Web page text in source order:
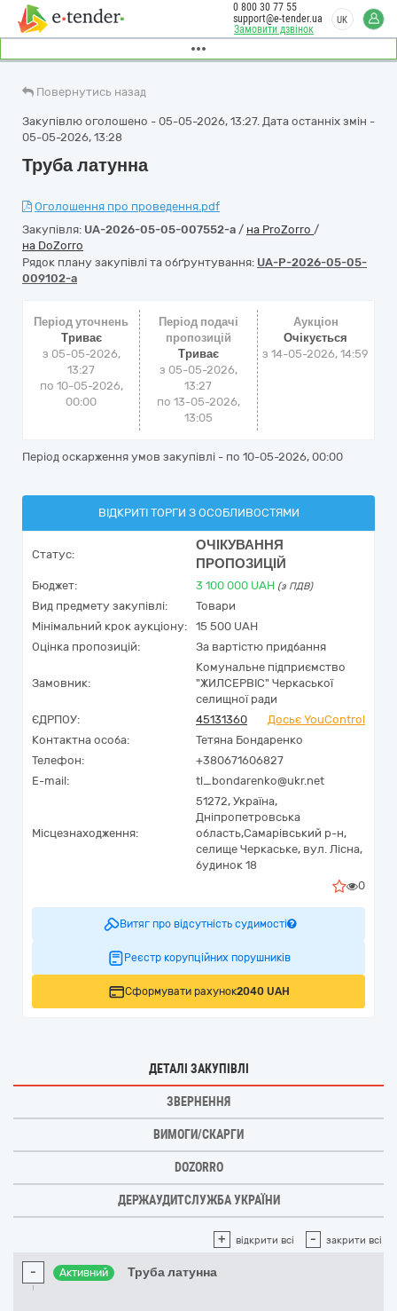
Замовити дзвінок
0 800 30 77 55
support@e-tender.ua
UK
Повернутись назад
Закупівлю оголошено - 05-05-2026, 13:27. Дата останніх змін -
05-05-2026, 13:28
Труба латунна
Оголошення про проведення.pdf
Закупівля: UA-2026-05-05-007552-a / на ProZorro /
на DoZorro
Рядок плану закупівлі та обґрунтування: UA-P-2026-05-05-
009102-a
Період уточнень
Триває
з 05-05-2026,
13:27
по 10-05-2026,
00:00
Період подачі
пропозицій
Триває
з 05-05-2026,
13:27
по 13-05-2026,
13:05
Аукціон
Очікується
з14-05-2026, 14:59
Період оскарження умов закупівлі - по 10-05-2026, 00:00
ВІДКРИТІ ТОРГИ З ОСОБЛИВОСТЯМИ
Статус:
ОЧІКУВАННЯ
ПРОПОЗИЦІЙ
Бюджет: 3 100 000 UAH (з ПДВ)
Вид предмету закупівлі:
Товари
Мінімальний крок аукціону:
15 500 UAH
Оцінка пропозицій:
За вартістю придбання
Замовник:
Комунальне підприємство
"ЖИЛСЕРВІС" Черкаської
селищної ради
ЄДРПОУ:
45131360
Досьє YouControl
Контактна особа:
Тетяна Бондаренко
Телефон:
+380671606827
E-mail:
tl_bondarenko@ukr.net
Місцезнаходження:
51272, Україна,
Дніпропетровська
область,Самарівський р-н,
селище Черкаське, вул. Лісна,
будинок 18
0
Витяг про відсутність судимості
Реєстр корупційних порушників
Сформувати рахунок2040 UAH
ДЕТАЛІ ЗАКУПІВЛІ
ЗВЕРНЕННЯ
ВИМОГИ/СКАРГИ
DOZORRO
ДЕРЖАУДИТСЛУЖБА УКРАЇНИ
+ відкрити всі - закрити всі
- Активний Труба латунна